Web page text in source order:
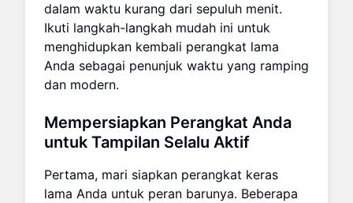
dalam waktu kurang dari sepuluh menit.
Ikuti langkah-langkah mudah ini untuk
menghidupkan kembali perangkat lama
Anda sebagai penunjuk waktu yang ramping
dan modern.
Mempersiapkan Perangkat Anda
untuk Tampilan Selalu Aktif
Pertama, mari siapkan perangkat keras
lama Anda untuk peran barunya. Beberapa